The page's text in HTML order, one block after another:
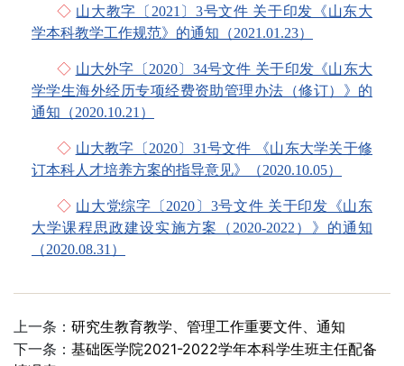
◇ 山大教字〔2021〕3号文件 关于印发《山东大
学本科教学工作规范》的通知（2021.01.23）
◇ 山大外字〔2020〕34号文件 关于印发《山东大
学学生海外经历专项经费资助管理办法（修订）》的
通知（2020.10.21）
◇ 山大教字〔2020〕31号文件 《山东大学关于修
订本科人才培养方案的指导意见》（2020.10.05）
◇ 山大党综字〔2020〕3号文件 关于印发《山东
大学课程思政建设实施方案（2020-2022）》的通知
（2020.08.31）
上一条： 研究生教育教学、管理工作重要文件、通知
下一条： 基础医学院2021-2022学年本科学生班主任配备